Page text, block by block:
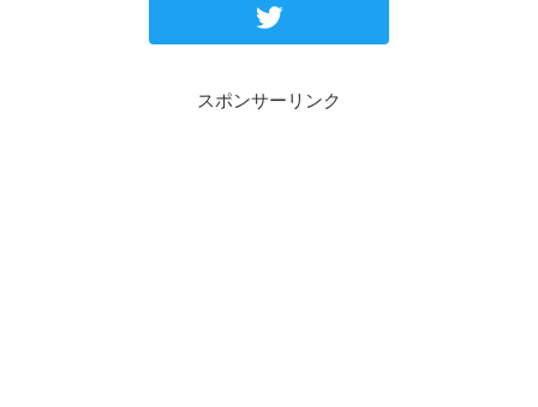
スポンサーリンク